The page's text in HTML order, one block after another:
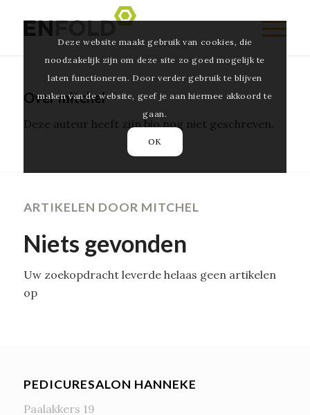
Overmitchel
Deze auteur heeft zijn bio nog niet geschreven.
ARTIKELEN DOOR MITCHEL
Niets gevonden
Uw zoekopdracht leverde helaas geen artikelen
op
PEDICURESALON HANNEKE
Paalakkers 19
Deze website maakt gebruik van cookies, die
noodzakelijk zijn om deze site zo goed mogelijk te
laten functioneren. Door verder gebruik te blijven
maken van de website, geef je aan hiermee akkoord te
gaan.
OK